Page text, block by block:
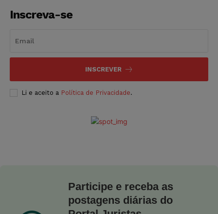
Inscreva-se
INSCREVER
Li e aceito a Política de Privacidade.
Participe e receba as
postagens diárias do